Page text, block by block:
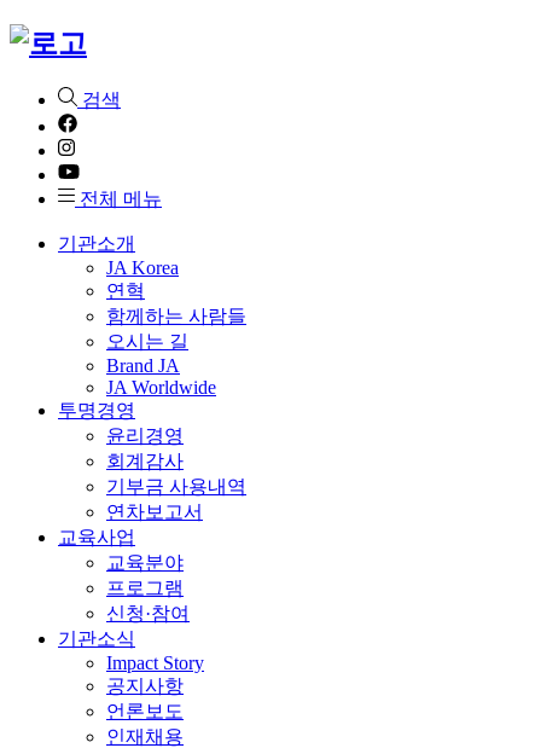
검색
전체 메뉴
기관소개
JA Korea
연혁
함께하는 사람들
오시는 길
Brand JA
JA Worldwide
투명경영
윤리경영
회계감사
기부금 사용내역
연차보고서
교육사업
교육분야
프로그램
신청·참여
기관소식
Impact Story
공지사항
언론보도
인재채용